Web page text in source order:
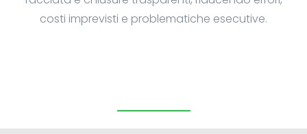
costi imprevisti e problematiche esecutive.